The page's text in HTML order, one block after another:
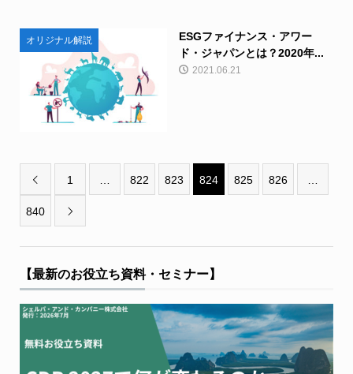
オリジナル解説
ESGファイナンス・アワー
ド・ジャパンとは？2020年...
2021.06.21
 1 822 823 824 825 826
840 
【最新のお役立ち資料・セミナー】